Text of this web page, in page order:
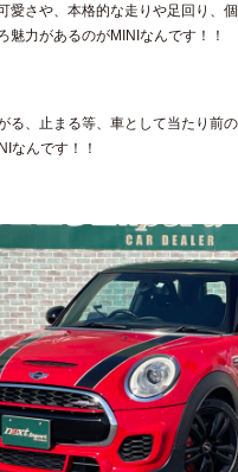
愛さや、本格的な走りや足回り、
魅力があるのがMINIなんです！！
る、止まる等、車として当たり前
なんです！！